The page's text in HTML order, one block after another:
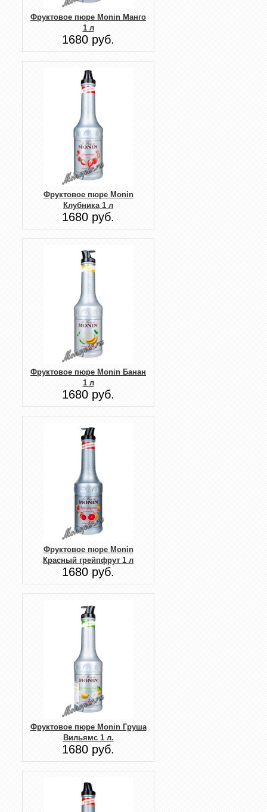
Фруктовое пюре Monin Манго
1 л
1680 руб.
Фруктовое пюре Monin
Клубника 1 л
1680 руб.
Фруктовое пюре Monin Банан
1 л
1680 руб.
Фруктовое пюре Monin
Красный грейпфрут 1 л
1680 руб.
Фруктовое пюре Monin Груша
Вильямс 1 л.
1680 руб.